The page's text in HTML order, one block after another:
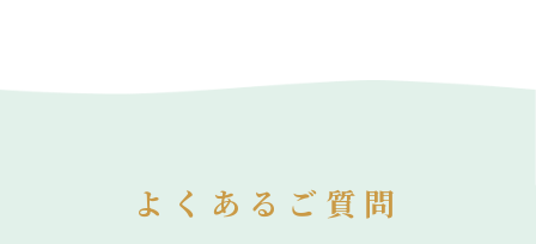
よくあるご質問